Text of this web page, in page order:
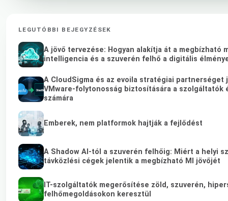
LEGUTÓBBI BEJEGYZÉSEK
A jövő tervezése: Hogyan alakítja át a megbízható
intelligencia és a szuverén felhő a digitális
A CloudSigma és az evoila stratégiai partnerséget
VMware-folytonosság biztosítására a szolgáltatók
számára
Emberek, nem platformok hajtják a fejlődést
A Shadow AI-tól a szuverén felhőig: Miért a helyi
távközlési cégek jelentik a megbízható MI jövőjét
IT-szolgáltatók megerősítése zöld, szuverén,
felhőmegoldásokon keresztül